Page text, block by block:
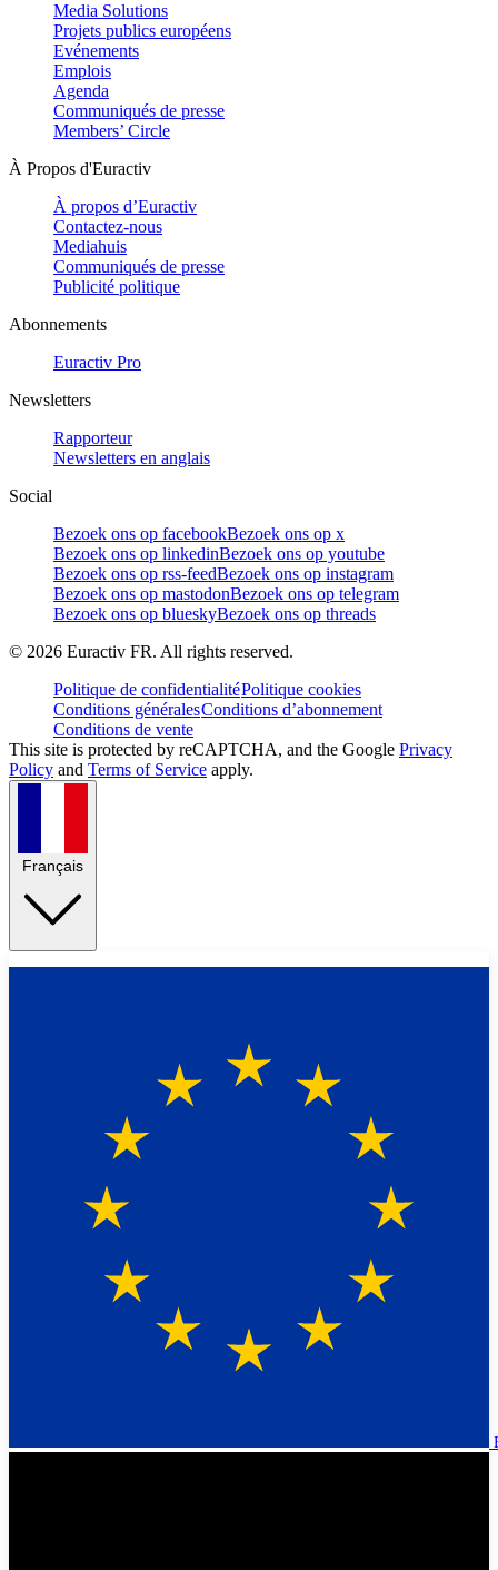
Media Solutions
Projets publics européens
Evénements
Emplois
Agenda
Communiqués de presse
Members’ Circle
À Propos d'Euractiv
À propos d’Euractiv
Contactez-nous
Mediahuis
Communiqués de presse
Publicité politique
Abonnements
Euractiv Pro
Newsletters
Rapporteur
Newsletters en anglais
Social
Bezoek ons op facebookBezoek ons op x
Bezoek ons op linkedinBezoek ons op youtube
Bezoek ons op rss-feedBezoek ons op instagram
Bezoek ons op mastodonBezoek ons op telegram
Bezoek ons op blueskyBezoek ons op threads
© 2026 Euractiv FR. All rights reserved.
Politique de confidentialitéPolitique cookies
Conditions généralesConditions d’abonnement
Conditions de vente
This site is protected by reCAPTCHA, and the Google Privacy
Policy and Terms of Service apply.
Français